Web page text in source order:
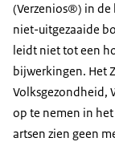
(Verzenios®) in
niet-uitgezaaide
leidt niet tot een
bijwerkingen. Het
Volksgezondheid,
op te nemen in
artsen zien geen